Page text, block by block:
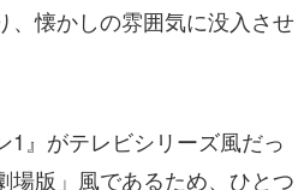
、懐かしの雰囲気に没入させ
1』がテレビシリーズ風だっ
場版」風であるため、ひとつ